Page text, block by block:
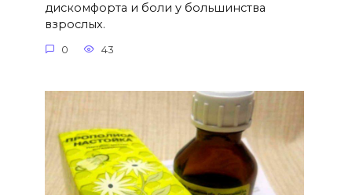
дискомфорта и боли у большинства
взрослых.
0 43